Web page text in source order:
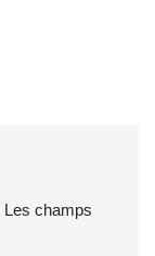
Les champs